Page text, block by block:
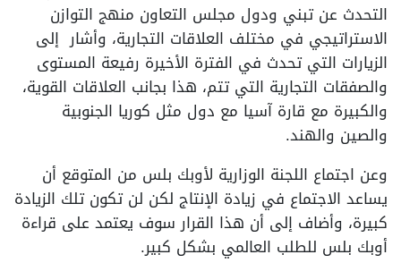
التحدث عن تبني ودول مجلس التعاون منهج التوازن
الاستراتيجي في مختلف العلاقات التجارية، وأشار إلى
الزيارات التي تحدث في الفترة الأخيرة رفيعة المستوى
والصفقات التجارية التي تتم، هذا بجانب العلاقات القوية،
والكبيرة مع قارة آسيا مع دول مثل كوريا الجنوبية
والصين والهند.
وعن اجتماع اللجنة الوزارية لأوبك بلس من المتوقع أن
يساعد الاجتماع في زيادة الإنتاج لكن لن تكون تلك الزيادة
كبيرة، وأضاف إلى أن هذا القرار سوف يعتمد على قراءة
أوبك بلس للطلب العالمي بشكل كبير.